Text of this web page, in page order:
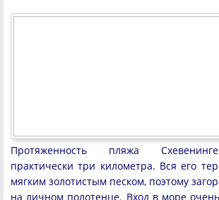
Протяженность пляжа
практически три километра. Вся его
мягким золотистым песком, поэтому
на личном полотенце. Вход в море